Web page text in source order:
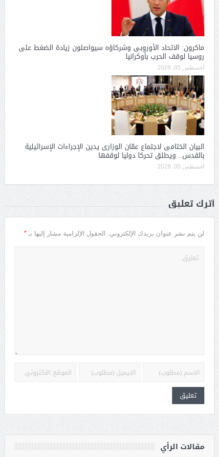
ماكرون: الاتحاد الأوروبى وشركاؤه سيواصلون زيادة الضغط على
روسيا لوقف الحرب بأوكرانيا
أغسطس 05, 2026
البيان الختامى لاجتماع عمّان الوزارى يدين الإجراءات الإسرائيلية
بالقدس.. ويطلق تحركا دوليا لوقفها
أغسطس 05, 2026
أترك تعليق
لن يتم نشر عنوان بريدك الإلكتروني. الحقول الإلزامية مشار إليها بـ *
مقالات الرأي